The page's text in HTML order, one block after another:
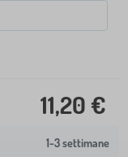
11,20 €
1-3 settimane